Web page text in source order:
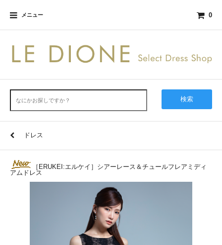
メニュー 0
検索
ドレス
［ERUKEI:エルケイ］シアーレース＆チュールフレアミディ
アムドレス